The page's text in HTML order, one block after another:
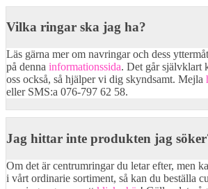
Vilka ringar ska jag ha?
Läs gärna mer om navringar och dess
på denna informationssida. Det går självklart
oss också, så hjälper vi dig skyndsamt. Mejla
eller SMS:a 076-797 62 58.
Jag hittar inte produkten jag
Om det är centrumringar du letar efter, men
i vårt ordinarie sortiment, så kan du beställa